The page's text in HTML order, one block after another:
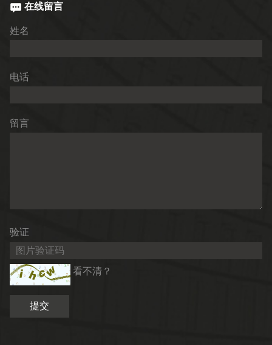
在线留言
姓名
电话
留言
验证
看不清？
提交